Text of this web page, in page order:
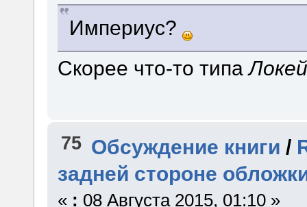
Империус?
Скорее что-то типа
75 Обсуждение книги /
задней стороне
« : 08 Августа 2015, 01:10 »